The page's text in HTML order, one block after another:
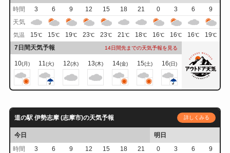
時間
3 6 9 12 15 18 21 0 3 6
9
天気
気温 15℃ 15℃ 19℃ 23℃ 23℃ 21℃ 18℃ 16℃ 16℃ 16℃ 19℃
7日間天気予報 14日間先までの天気予報を見る
10(月) 11(火) 12(水) 13(木) 14(金) 15(土) 16(日)
道の駅 伊勢志摩 (志摩市)の天気予報 詳しくみる
今日
明日
時間
3 6 9 12 15 18 21 0 3 6
9